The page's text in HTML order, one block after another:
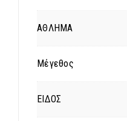
ΑΘΛΗΜΑ
Μέγεθος
ΕΙΔΟΣ